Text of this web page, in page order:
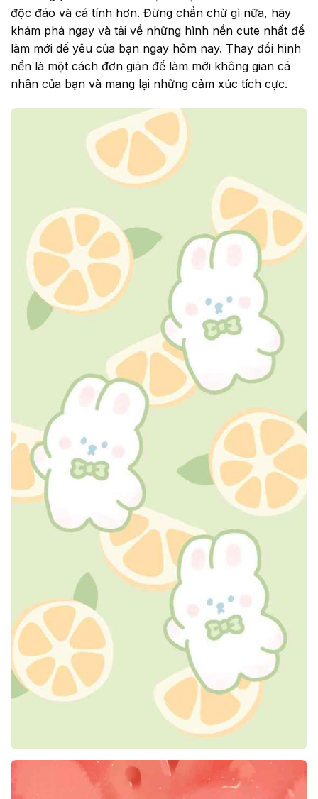
độc đáo và cá tính hơn. Đừng chần chừ gì nữa, hãy
khám phá ngay và tải về những hình nền cute nhất để
làm mới dế yêu của bạn ngay hôm nay. Thay đổi hình
nền là một cách đơn giản để làm mới không gian cá
nhân của bạn và mang lại những cảm xúc tích cực.